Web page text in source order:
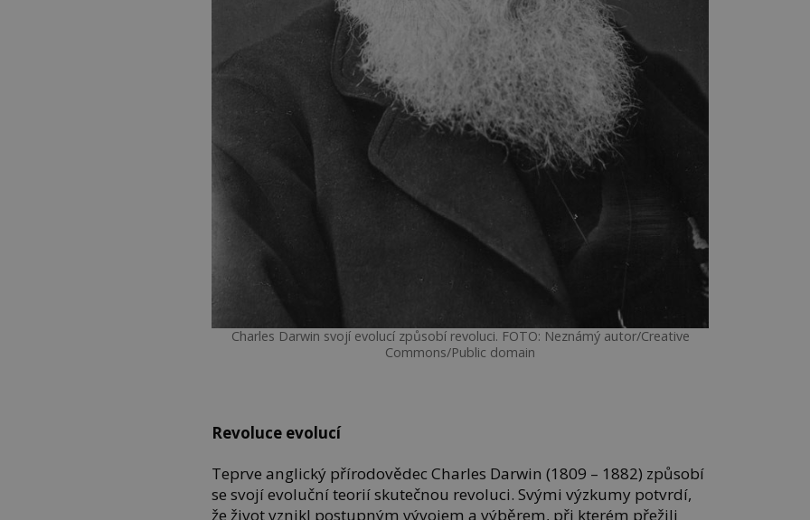
Charles Darwin svojí evolucí způsobí revoluci. FOTO: Neznámý autor/Creative
Commons/Public domain
Revoluce evolucí
Teprve anglický přírodovědec Charles Darwin (1809 – 1882) způsobí
se svojí evoluční teorií skutečnou revoluci. Svými výzkumy potvrdí,
že život vznikl postupným vývojem a výběrem, při kterém přežili